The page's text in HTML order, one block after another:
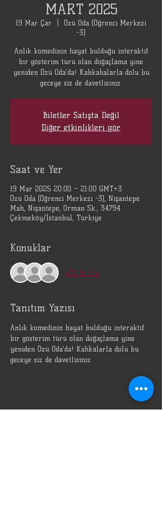
MART 2025
19 Mar Çar
Özü Oda (Öğrenci Merkezi
-3)
Anlık komedinin hayat bulduğu interaktif
bir gösterim türü olan doğaçlama yine
yeniden Özü Oda'da! Kahkahalarla dolu bu
geceye siz de davetlisiniz.
Biletler Satışta Değil
Diğer etkinlikleri gör
Saat ve Yer
19 Mar 2025 20:00 – 21:00 GMT+3
Özü Oda (Öğrenci Merkezi -3), Nişantepe
Mah, Nişantepe, Orman Sk., 34794
Çekmeköy/İstanbul, Türkiye
Konuklar
+22 konuk
Tanıtım Yazısı
Anlık komedinin hayat bulduğu interaktif
bir gösterim türü olan doğaçlama yine
yeniden Özü Oda'da! Kahkalarla dolu bu
geceye siz de davetlisiniz.